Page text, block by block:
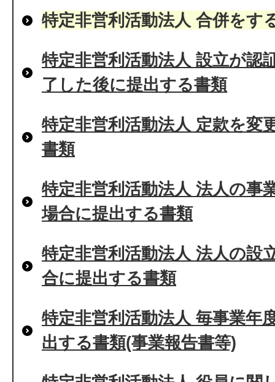
特定非営利活動法人 合併をす
特定非営利活動法人 設立が認
了した後に提出する書類
特定非営利活動法人 定款を変
書類
特定非営利活動法人 法人の事
場合に提出する書類
特定非営利活動法人 法人の設
合に提出する書類
特定非営利活動法人 毎事業年
出する書類(事業報告書等)